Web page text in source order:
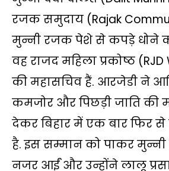
रजक समुदाय (Rajak
मुन्नी रजक पेशे से कपड़े धोने
वह राजद महिला प्रकोष्ठ (RJD
की महासचिव हैं. आरजेडी ने
कमजोर और पिछड़ी जाति की
देकर बिहार में एक बार फिर से
है. इस सम्मान को पाकर
नजर आईं और उन्होंने लालू